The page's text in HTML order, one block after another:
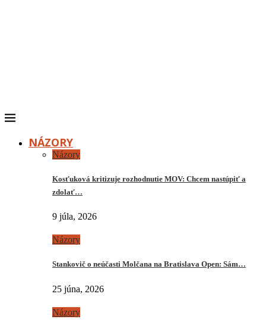
NÁZORY
Názory
Kosťuková kritizuje rozhodnutie MOV: Chcem nastúpiť a
zdolať…
9 júla, 2026
Názory
Stankovič o neúčasti Molčana na Bratislava Open: Sám…
25 júna, 2026
Názory